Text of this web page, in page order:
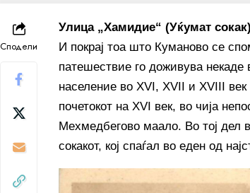
Сподели
Улица „Хамидие“ (Уќумат
И покрај тоа што Куманово се
патешествие го доживува некаде
население во XVI, XVII и XVIII
почетокот на XVI век, во чија
Мехмедбегово маало. Во тој дел
сокакот, кој спаѓал во еден од